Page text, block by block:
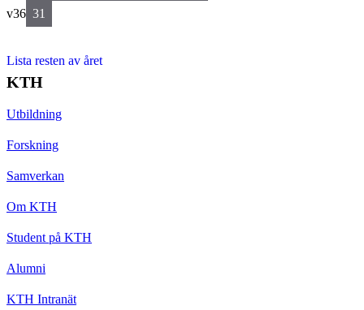
v36 31
Lista resten av året
KTH
Utbildning
Forskning
Samverkan
Om KTH
Student på KTH
Alumni
KTH Intranät